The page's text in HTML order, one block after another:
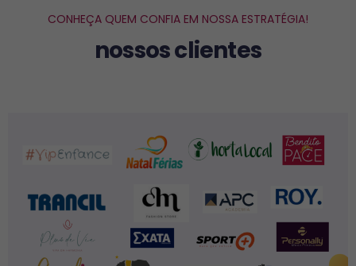
CONHEÇA QUEM CONFIA EM NOSSA ESTRATÉGIA!
nossos clientes